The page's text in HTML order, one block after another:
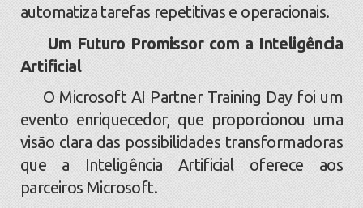
automatiza tarefas repetitivas e operacionais.
Um Futuro Promissor com a Inteligência
Artificial
O Microsoft AI Partner Training Day foi um
evento enriquecedor, que proporcionou uma
visão clara das possibilidades transformadoras
que a Inteligência Artificial oferece aos
parceiros Microsoft.